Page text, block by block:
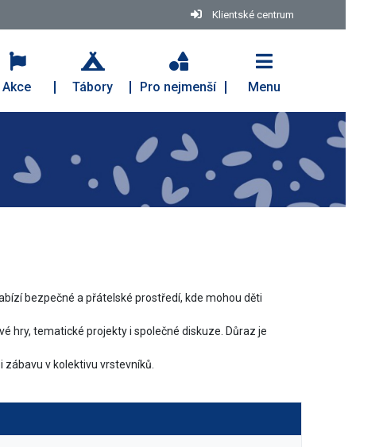
Klientské centrum
Akce Tábory Pro nejmenší Menu
bezpečné a přátelské prostředí, kde mohou děti
hry, tematické projekty i společné diskuze. Důraz je
v kolektivu vrstevníků.